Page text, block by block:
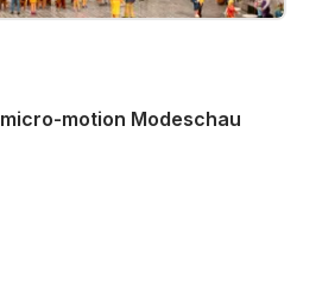
motion Modeschau